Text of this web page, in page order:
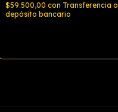
$59.500,00con Transferencia o
depósito bancario